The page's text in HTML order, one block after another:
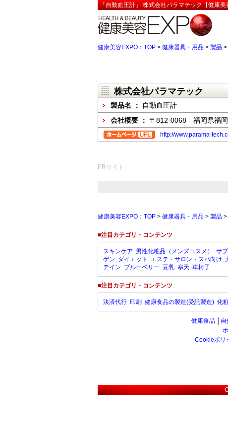
「自動血圧計」:株式会社パラマテック【健康美
健康美容EXPO：TOP > 健康器具・用品 > 製品 >
株式会社パラマテック
製品名 ：
自動血圧計
会社概要 ： 〒812-0068 福岡県福
http://www.parama-
PRサイト
健康美容EXPO：TOP > 健康器具・用品 > 製品 >
■注目カテゴリ・コンテンツ
スキンケア 男性化粧品（メンズコスメ） サ
ゲン ダイエット エステ・サロン・スパ向け
テイン ブルーベリー 豆乳 寒天 車椅子
■注目カテゴリ・コンテンツ
決済代行 印刷 健康食品の製造(受託製造) 化
健康食品 自
Cookieポリ